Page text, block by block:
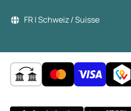
FR | Schweiz / Suisse